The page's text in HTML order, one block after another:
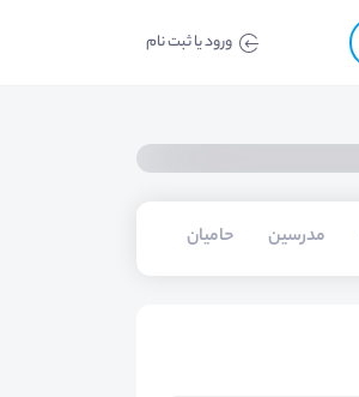
ورود یا ثبت نام
مدرسین حامیان